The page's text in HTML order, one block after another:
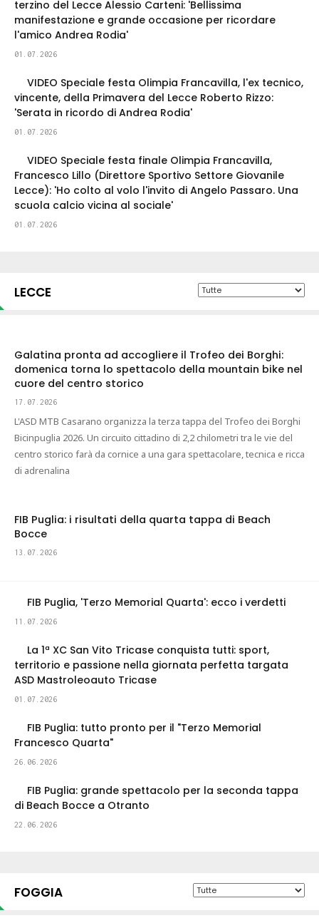
terzino del Lecce Alessio Carteni: 'Bellissima
manifestazione e grande occasione per ricordare
l'amico Andrea Rodia'
01.07.2026
VIDEO Speciale festa Olimpia Francavilla, l'ex tecnico,
vincente, della Primavera del Lecce Roberto Rizzo:
'Serata in ricordo di Andrea Rodia'
01.07.2026
VIDEO Speciale festa finale Olimpia Francavilla,
Francesco Lillo (Direttore Sportivo Settore Giovanile
Lecce): 'Ho colto al volo l'invito di Angelo Passaro. Una
scuola calcio vicina al sociale'
01.07.2026
LECCE
Galatina pronta ad accogliere il Trofeo dei Borghi:
domenica torna lo spettacolo della mountain bike nel
cuore del centro storico
17.07.2026
L'ASD MTB Casarano organizza la terza tappa del Trofeo dei Borghi
Bicinpuglia 2026. Un circuito cittadino di 2,2 chilometri tra le vie del
centro storico farà da cornice a una gara spettacolare, tecnica e ricca
di adrenalina
FIB Puglia: i risultati della quarta tappa di Beach
Bocce
13.07.2026
FIB Puglia, 'Terzo Memorial Quarta': ecco i verdetti
11.07.2026
La 1ª XC San Vito Tricase conquista tutti: sport,
territorio e passione nella giornata perfetta targata
ASD Mastroleoauto Tricase
01.07.2026
FIB Puglia: tutto pronto per il "Terzo Memorial
Francesco Quarta"
26.06.2026
FIB Puglia: grande spettacolo per la seconda tappa
di Beach Bocce a Otranto
22.06.2026
FOGGIA